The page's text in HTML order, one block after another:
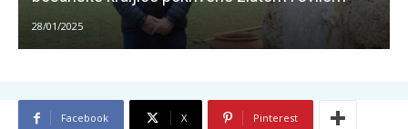
28/01/2025
Facebook X Pinterest